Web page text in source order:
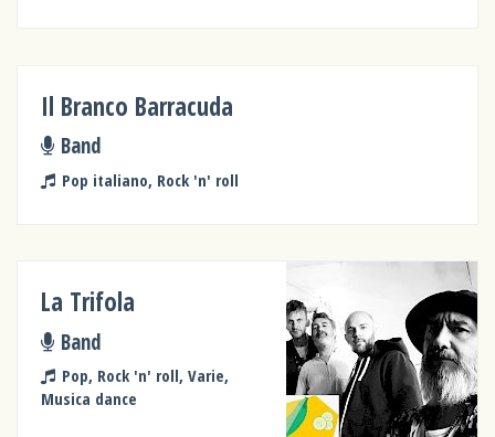
Il Branco Barracuda
Band
Pop italiano, Rock 'n' roll
La Trifola
Band
Pop, Rock 'n' roll, Varie,
Musica dance